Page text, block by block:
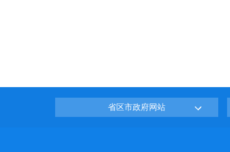
省区市政府网站